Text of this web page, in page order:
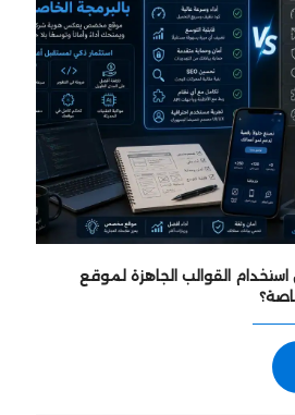
القوالب الجاهزة لموقع